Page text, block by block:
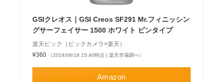
GSIクレオス｜GSI Creos SF291 Mr.フィニッシン
グサーフェイサー 1500 ホワイト ビンタイプ
楽天ビック（ビックカメラ×楽天）
¥360
（2024/06/18 15:40時点 | 楽天市場調べ）
Amazon